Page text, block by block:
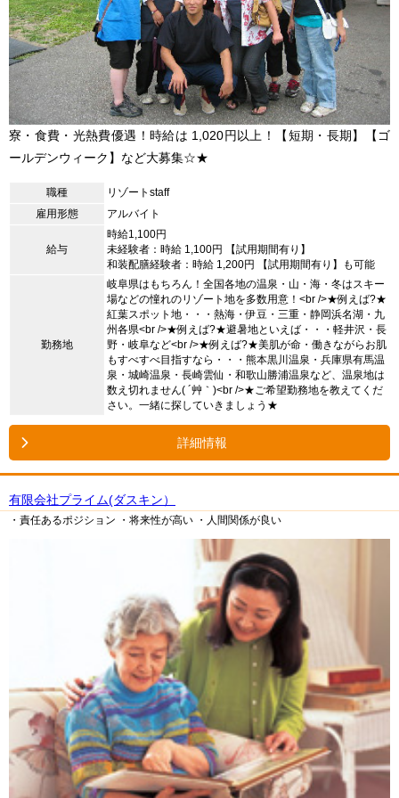
寮・食費・光熱費優遇！時給は 1,020円以上！【短期・長期】【ゴ
ールデンウィーク】など大募集☆★
職種
リゾートstaff
雇用形態
アルバイト
給与
時給1,100円
未経験者：時給 1,100円 【試用期間有り】
和装配膳経験者：時給 1,200円 【試用期間有り】も可能
勤務地
岐阜県はもちろん！全国各地の温泉・山・海・冬はスキー
場などの憧れのリゾート地を多数用意！<br />★例えば?★
紅葉スポット地・・・熱海・伊豆・三重・静岡浜名湖・九
州各県<br />★例えば?★避暑地といえば・・・軽井沢・長
野・岐阜など<br />★例えば?★美肌が命・働きながらお肌
もすべすべ目指すなら・・・熊本黒川温泉・兵庫県有馬温
泉・城崎温泉・長崎雲仙・和歌山勝浦温泉など、温泉地は
数え切れません( ´艸｀)<br />★ご希望勤務地を教えてくだ
さい。一緒に探していきましょう★
詳細情報
有限会社プライム(ダスキン）
・責任あるポジション ・将来性が高い ・人間関係が良い